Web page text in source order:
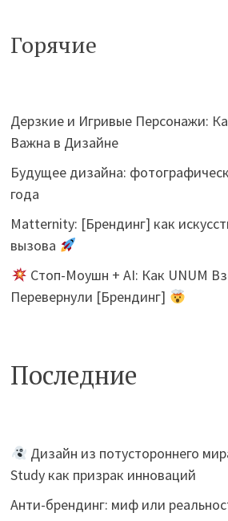
Горячие
Дерзкие и Игривые Персонажи:
Важна в Дизайне
Будущее дизайна:
года
Matternity: [Брендинг] как
вызова
Стоп-Моушн + AI: Как UNUM
Перевернули [Брендинг]
Последние
Дизайн из потустороннего
Study как призрак инноваций
Анти-брендинг: миф или